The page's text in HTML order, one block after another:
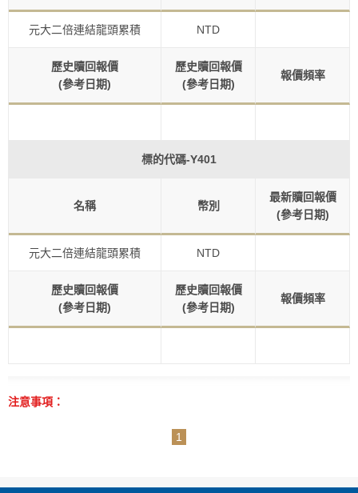
元大二倍連結龍頭累積 NTD
歷史贖回報價
(參考日期)
歷史贖回報價
(參考日期)
報價頻率
標的代碼-Y401
名稱 幣別
最新贖回報價
(參考日期)
元大二倍連結龍頭累積 NTD
歷史贖回報價
(參考日期)
歷史贖回報價
(參考日期)
報價頻率
注意事項：
1